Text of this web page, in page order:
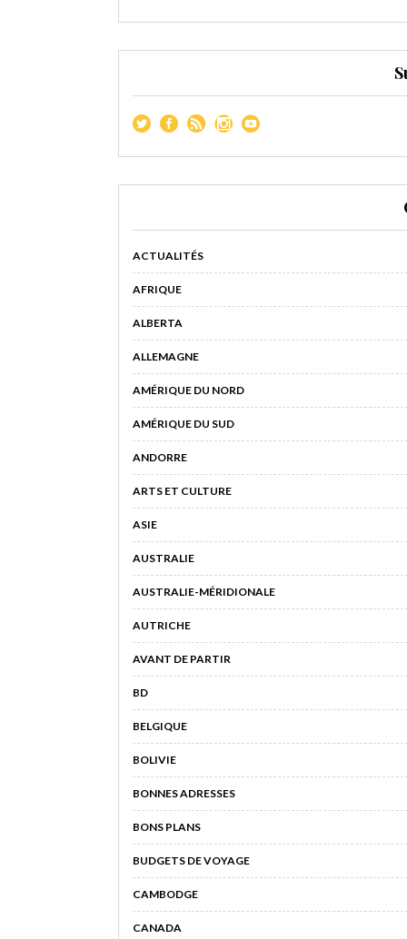
ACTUALITÉS
AFRIQUE
ALBERTA
ALLEMAGNE
AMÉRIQUE DU NORD
AMÉRIQUE DU SUD
ANDORRE
ARTS ET CULTURE
ASIE
AUSTRALIE
AUSTRALIE-MÉRIDIONALE
AUTRICHE
AVANT DE PARTIR
BD
BELGIQUE
BOLIVIE
BONNES ADRESSES
BONS PLANS
BUDGETS DE VOYAGE
CAMBODGE
CANADA